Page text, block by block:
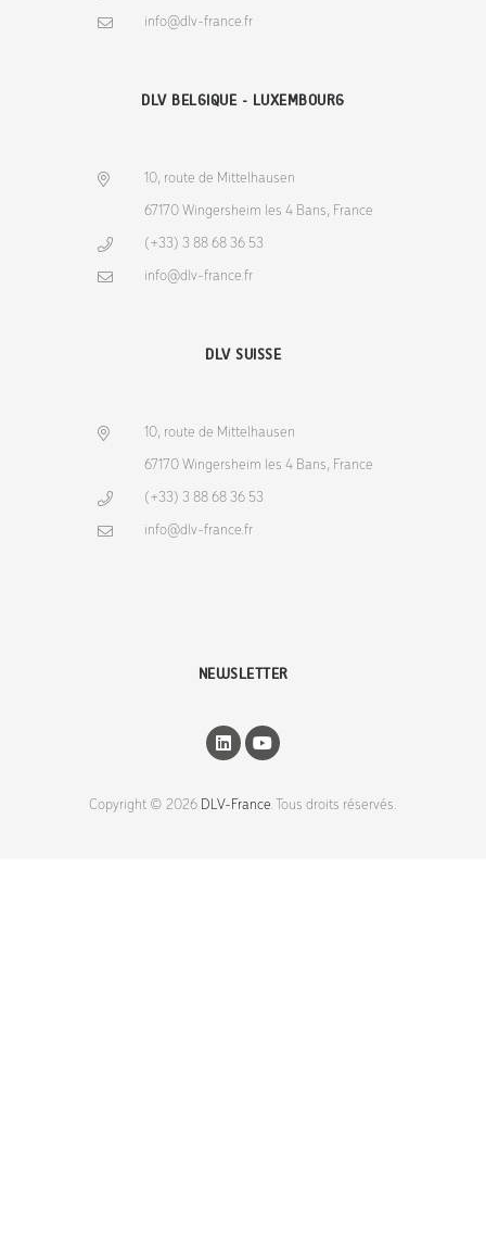
info@dlv-france.fr
DLV BELGIQUE - LUXEMBOURG
10, route de Mittelhausen
67170 Wingersheim les 4 Bans, France
(+33) 3 88 68 36 53
info@dlv-france.fr
DLV SUISSE
10, route de Mittelhausen
67170 Wingersheim les 4 Bans, France
(+33) 3 88 68 36 53
info@dlv-france.fr
NEWSLETTER
Copyright © 2026 DLV-France. Tous droits réservés.